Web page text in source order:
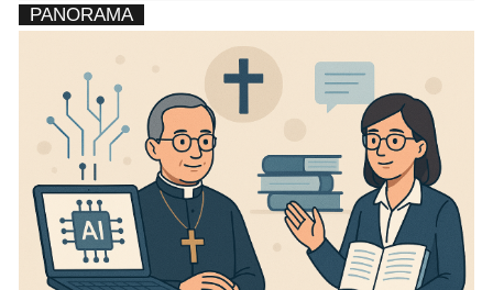
PANORAMA